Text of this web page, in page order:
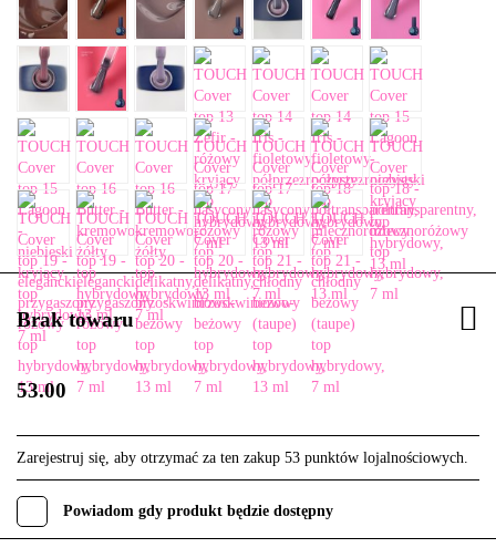
Brak towaru
53.00
Zarejestruj się, aby otrzymać za ten zakup 53 punktów lojalnościowych.
Powiadom gdy produkt będzie dostępny